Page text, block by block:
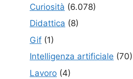
Curiosità (6.078)
Didattica (8)
Gif (1)
Intelligenza artificiale (70)
Lavoro (4)